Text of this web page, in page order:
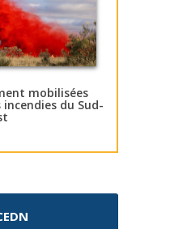
mobilisées
du Sud-